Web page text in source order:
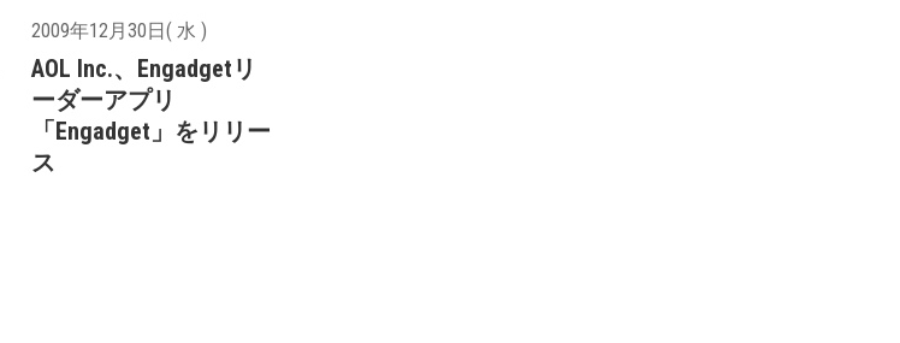
2009年12月30日( 水 )
AOL Inc.、Engadgetリ
ーダーアプリ
「Engadget」をリリー
ス